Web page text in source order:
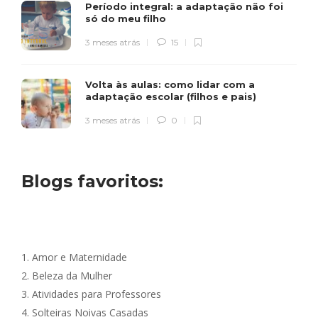
Período integral: a adaptação não foi
só do meu filho
3 meses atrás 15
Volta às aulas: como lidar com a
adaptação escolar (filhos e pais)
3 meses atrás 0
Blogs favoritos:
1. Amor e Maternidade
2. Beleza da Mulher
3. Atividades para Professores
4. Solteiras Noivas Casadas